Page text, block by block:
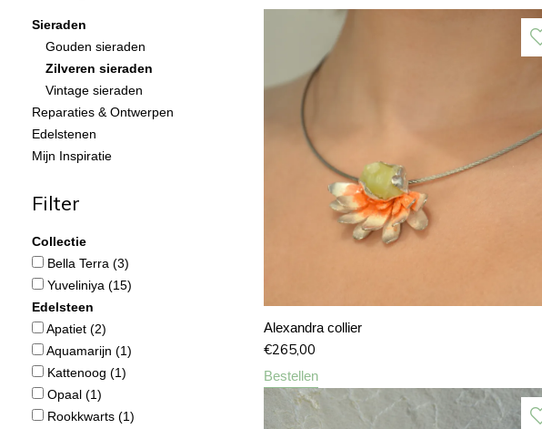
Sieraden
Gouden sieraden
Zilveren sieraden
Vintage sieraden
Reparaties & Ontwerpen
Edelstenen
Mijn Inspiratie
Filter
Collectie
Bella Terra (3)
Yuveliniya (15)
Edelsteen
Apatiet (2)
Aquamarijn (1)
Kattenoog (1)
Opaal (1)
Rookkwarts (1)
Alexandra collier
€265,00
Bestellen